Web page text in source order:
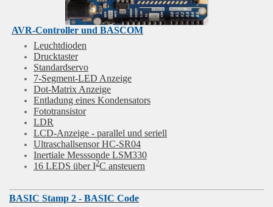
AVR-Controller und BASCOM
Leuchtdioden
Drucktaster
Standardservo
7-Segment-LED Anzeige
Dot-Matrix Anzeige
Entladung eines Kondensators
Fototransistor
LDR
LCD-Anzeige - parallel und seriell
Ultraschallsensor HC-SR04
Inertiale Messsonde LSM330
16 LEDS über I2C ansteuern
BASIC Stamp 2 - BASIC Code